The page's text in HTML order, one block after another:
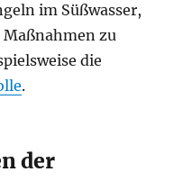
im Süßwasser,
zu
die
.
der